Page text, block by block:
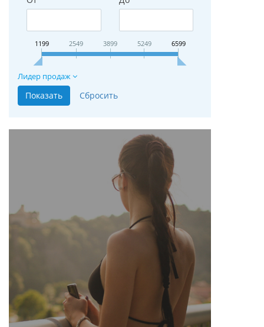
1199 2549 3899 5249 6599
Лидер продаж